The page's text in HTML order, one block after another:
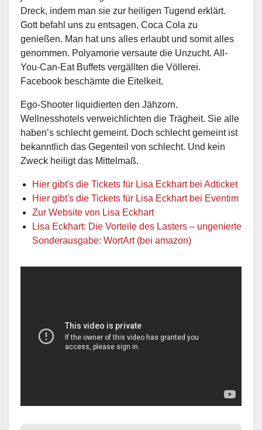
Dreck, indem man sie zur heiligen Tugend erklärt.
Gott befahl uns zu entsagen, Coca Cola zu
genießen. Man hat uns alles erlaubt und somit alles
genommen. Polyamorie versaute die Unzucht. All-
You-Can-Eat Buffets vergällten die Völlerei.
Facebook beschämte die Eitelkeit.
Ego-Shooter liquidierten den Jähzorn.
Wellnesshotels verweichlichten die Trägheit. Sie alle
haben’s schlecht gemeint. Doch schlecht gemeint ist
bekanntlich das Gegenteil von schlecht. Und kein
Zweck heiligt das Mittelmaß.
Hier gibt's die Tickets für Lisa Eckhart bei Adticket
Hier gibt's die Tickets für Lisa Eckhart bei Eventim
Zur Website von Lisa Eckhart
Lisa Eckhart: Die Vorteile des Lasters – ungenierte
Sonderausgabe: WortArt (bei amazon)